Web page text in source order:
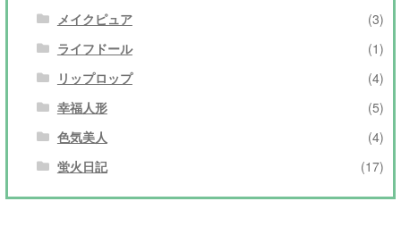
メイクピュア
(3)
ライフドール
(1)
リップロップ
(4)
幸福人形
(5)
色気美人
(4)
蛍火日記
(17)